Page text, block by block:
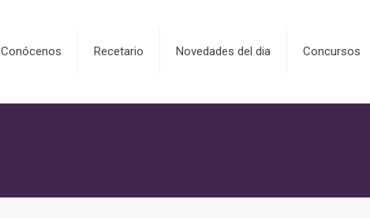
Conócenos Recetario Novedades del dia Concursos